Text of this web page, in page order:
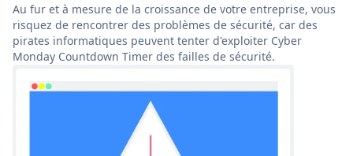
Au fur et à mesure de la croissance de votre entreprise, vous
risquez de rencontrer des problèmes de sécurité, car des
pirates informatiques peuvent tenter d'exploiter Cyber
Monday Countdown Timer des failles de sécurité.